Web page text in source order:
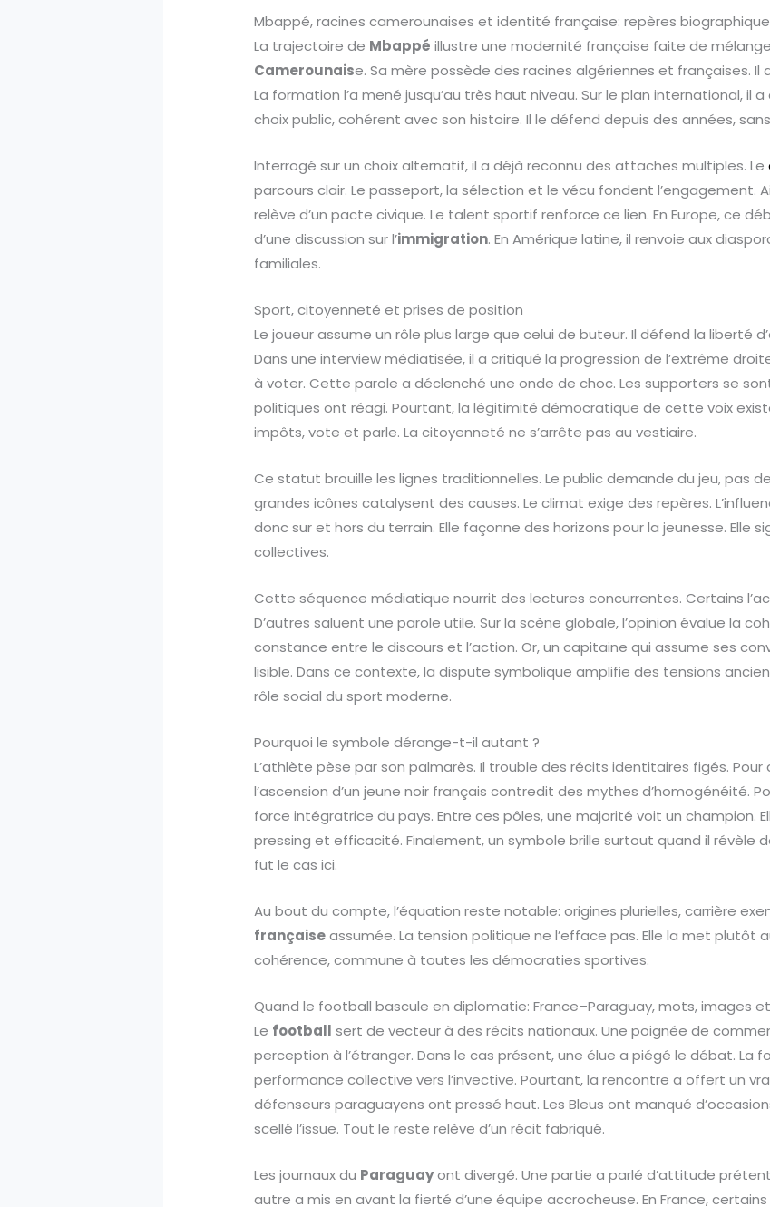
Mbappé, racines camerounaises et identité française: repères
La trajectoire de Mbappé illustre une modernité française faite de
Camerounaise. Sa mère possède des racines algériennes et françaises. Il
La formation l’a mené jusqu’au très haut niveau. Sur le plan international, il a
choix public, cohérent avec son histoire. Il le défend depuis des années,
Interrogé sur un choix alternatif, il a déjà reconnu des attaches multiples. Le
parcours clair. Le passeport, la sélection et le vécu fondent l’engagement.
relève d’un pacte civique. Le talent sportif renforce ce lien. En Europe, ce
d’une discussion sur l’immigration. En Amérique latine, il renvoie aux
familiales.
Sport, citoyenneté et prises de position
Le joueur assume un rôle plus large que celui de buteur. Il défend la liberté
Dans une interview médiatisée, il a critiqué la progression de l’extrême
à voter. Cette parole a déclenché une onde de choc. Les supporters se
politiques ont réagi. Pourtant, la légitimité démocratique de cette voix
impôts, vote et parle. La citoyenneté ne s’arrête pas au vestiaire.
Ce statut brouille les lignes traditionnelles. Le public demande du jeu, pas
grandes icônes catalysent des causes. Le climat exige des repères.
donc sur et hors du terrain. Elle façonne des horizons pour la jeunesse. Elle
collectives.
Cette séquence médiatique nourrit des lectures concurrentes. Certains
D’autres saluent une parole utile. Sur la scène globale, l’opinion évalue la
constance entre le discours et l’action. Or, un capitaine qui assume ses
lisible. Dans ce contexte, la dispute symbolique amplifie des tensions
rôle social du sport moderne.
Pourquoi le symbole dérange-t-il autant ?
L’athlète pèse par son palmarès. Il trouble des récits identitaires figés. Pour
l’ascension d’un jeune noir français contredit des mythes d’homogénéité.
force intégratrice du pays. Entre ces pôles, une majorité voit un champion.
pressing et efficacité. Finalement, un symbole brille surtout quand il révèle
fut le cas ici.
Au bout du compte, l’équation reste notable: origines plurielles, carrière
françaiseassumée. La tension politique ne l’efface pas. Elle la met plutôt
cohérence, commune à toutes les démocraties sportives.
Quand le football bascule en diplomatie: France–Paraguay, mots, images
Le football sert de vecteur à des récits nationaux. Une poignée de
perception à l’étranger. Dans le cas présent, une élue a piégé le débat. La
performance collective vers l’invective. Pourtant, la rencontre a offert un
défenseurs paraguayens ont pressé haut. Les Bleus ont manqué
scellé l’issue. Tout le reste relève d’un récit fabriqué.
Les journaux du Paraguayont divergé. Une partie a parlé d’attitude
autre a mis en avant la fierté d’une équipe accrocheuse. En France,